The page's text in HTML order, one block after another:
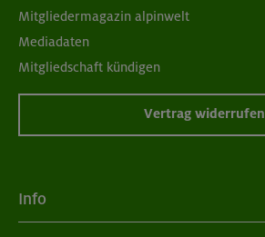
Mitgliedermagazin alpinwelt
Mediadaten
Mitgliedschaft kündigen
Vertrag widerrufen
Info